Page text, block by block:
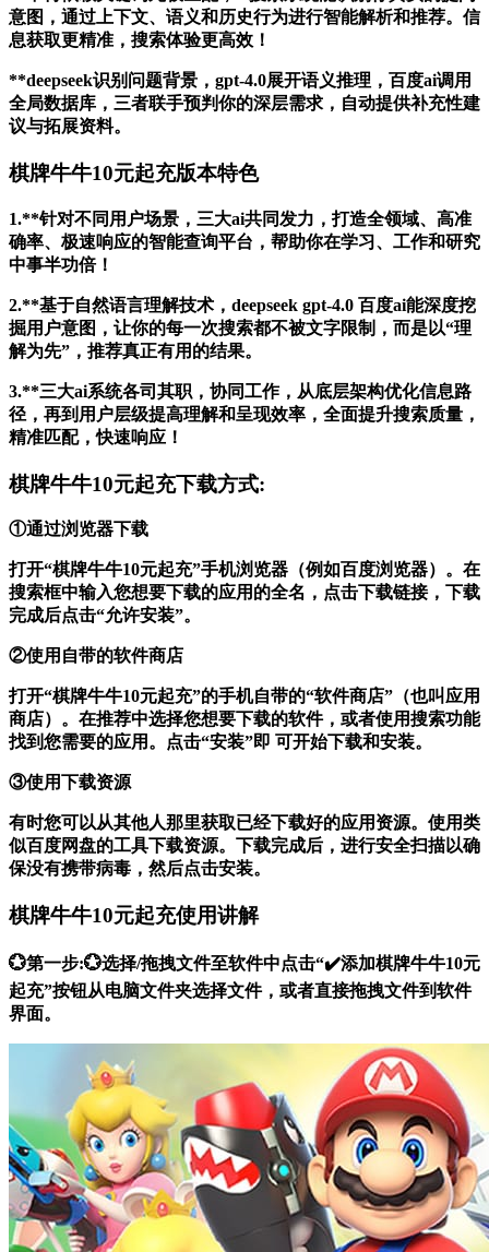
意图，通过上下文、语义和历史行为进行智能解析和推荐。信
息获取更精准，搜索体验更高效！
**deepseek识别问题背景，gpt-4.0展开语义推理，百度ai调用
全局数据库，三者联手预判你的深层需求，自动提供补充性建
议与拓展资料。
棋牌牛牛10元起充版本特色
1.**针对不同用户场景，三大ai共同发力，打造全领域、高准
确率、极速响应的智能查询平台，帮助你在学习、工作和研究
中事半功倍！
2.**基于自然语言理解技术，deepseek gpt-4.0 百度ai能深度挖
掘用户意图，让你的每一次搜索都不被文字限制，而是以“理
解为先”，推荐真正有用的结果。
3.**三大ai系统各司其职，协同工作，从底层架构优化信息路
径，再到用户层级提高理解和呈现效率，全面提升搜索质量，
精准匹配，快速响应！
棋牌牛牛10元起充下载方式:
①通过浏览器下载
打开“棋牌牛牛10元起充”手机浏览器（例如百度浏览器）。在
搜索框中输入您想要下载的应用的全名，点击下载链接，下载
完成后点击“允许安装”。
②使用自带的软件商店
打开“棋牌牛牛10元起充”的手机自带的“软件商店”（也叫应用
商店）。在推荐中选择您想要下载的软件，或者使用搜索功能
找到您需要的应用。点击“安装”即 可开始下载和安装。
③使用下载资源
有时您可以从其他人那里获取已经下载好的应用资源。使用类
似百度网盘的工具下载资源。下载完成后，进行安全扫描以确
保没有携带病毒，然后点击安装。
棋牌牛牛10元起充使用讲解
💮第一步:💮选择/拖拽文件至软件中点击“✔️添加棋牌牛牛10元
起充”按钮从电脑文件夹选择文件，或者直接拖拽文件到软件
界面。